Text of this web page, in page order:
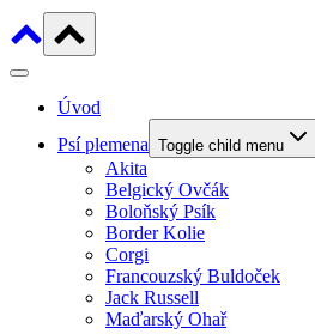
Úvod
Psí plemena Toggle child menu
Akita
Belgický Ovčák
Boloňský Psík
Border Kolie
Corgi
Francouzský Buldoček
Jack Russell
Maďarský Ohař